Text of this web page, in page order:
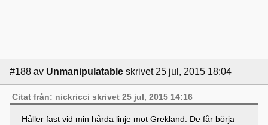
#188 av Unmanipulatable skrivet 25 jul, 2015 18:04
Citat från: nickricci skrivet 25 jul, 2015 14:16
Håller fast vid min hårda linje mot Grekland. De får börja